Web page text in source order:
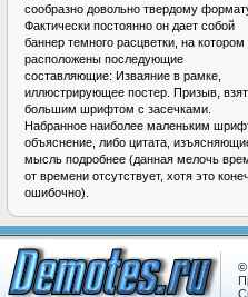
сообразно довольно твердому
Фактически постоянно он дает собой
баннер темного расцветки, на котором
расположены последующие
составляющие: Изваяние в рамке,
иллюстрирующее постер. Призыв,
большим шрифтом с засечками.
Набранное наиболее маленьким
объяснение, либо цитата,
мысль подробнее (данная мелочь
от времени отсутствует, хотя это
ошибочно).
©